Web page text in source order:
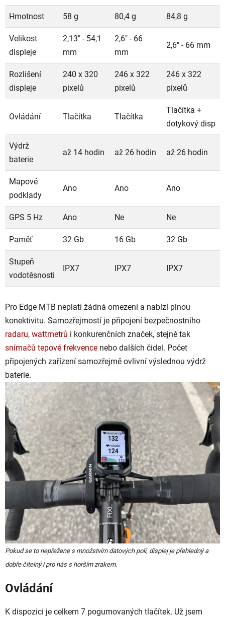
Hmotnost 58 g 80,4 g 84,8 g
Velikost
displeje
2,13" - 54,1
mm
2,6" - 66
mm
2,6" - 66 mm
Rozlišení
displeje
240 x 320
pixelů
246 x 322
pixelů
246 x 322
pixelů
Ovládání Tlačítka Tlačítka
Tlačítka +
dotykový disp
Výdrž
baterie
až 14 hodin až 26 hodin až 26 hodin
Mapové
podklady
Ano Ano Ano
GPS 5 Hz Ano Ne Ne
Paměť 32 Gb 16 Gb 32 Gb
Stupeň
vodotěsnosti
IPX7 IPX7 IPX7
Pro Edge MTB neplatí žádná omezení a nabízí plnou
konektivitu. Samozřejmostí je připojení bezpečnostního
radaru, wattmetrů i konkurenčních značek, stejně tak
snímačů tepové frekvence nebo dalších čidel. Počet
připojených zařízení samozřejmě ovlivní výslednou výdrž
baterie.
Pokud se to nepřežene s množstvím datových polí, displej je přehledný a
dobře čitelný i pro nás s horším zrakem.
Ovládání
K dispozici je celkem 7 pogumovaných tlačítek. Už jsem